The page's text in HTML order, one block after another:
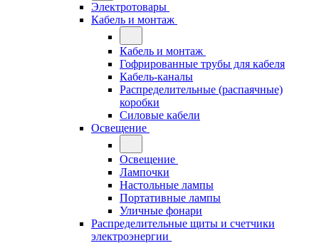
Электротовары
Кабель и монтаж
Кабель и монтаж
Гофрированные трубы для кабеля
Кабель-каналы
Распределительные (распаячные)
коробки
Силовые кабели
Освещение
Освещение
Лампочки
Настольные лампы
Портативные лампы
Уличные фонари
Распределительные щиты и счетчики
электроэнергии